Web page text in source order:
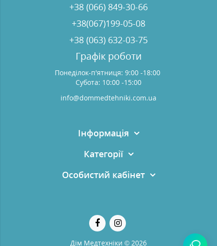
+38 (066) 849-30-66
+38(067)199-05-08
+38 (063) 632-03-75
Графік роботи
Понеділок-п'ятниця: 9:00 -18:00
Субота: 10:00 -15:00
info@dommedtehniki.com.ua
Інформація
Категорії
Особистий кабінет
Дім Медтехніки © 2026